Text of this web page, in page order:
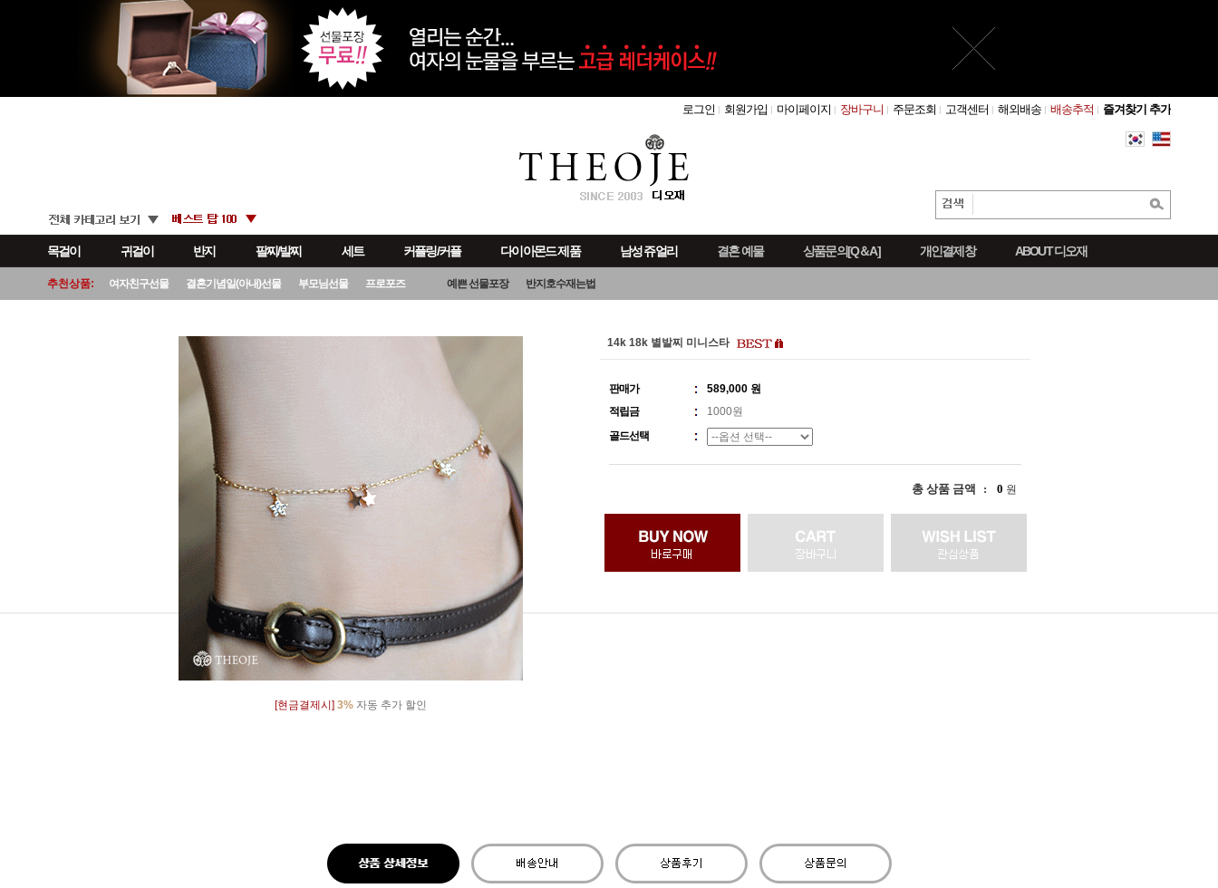
로그인 회원가입 마이페이지 장바구니 주문조회 고객센터 해외배송 배송추적 즐겨찾기 추가
목걸이 귀걸이 반지 팔찌/발찌 세트 커플링/커플 다이아몬드 제품 남성 쥬얼리 결혼 예물 상품문의[Q＆A] 개인결제창 ABOUT 디오재
추천상품: 여자친구선물 결혼기념일(아내)선물 부모님선물 프로포즈 예쁜 선물포장 반지호수재는법
[현금결제시] 3% 자동 추가 할인
14k 18k 별발찌 미니스타
판매가
589,000 원
적립금
1000원
골드선택
총 상품 금액 0 원